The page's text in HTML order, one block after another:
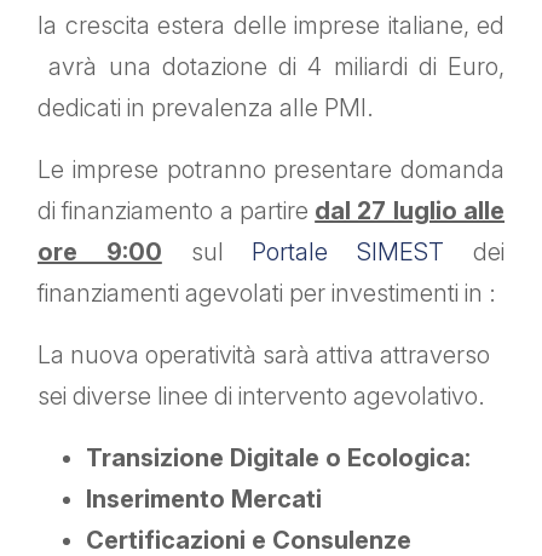
la crescita estera delle imprese italiane, ed
avrà una dotazione di 4 miliardi di Euro,
dedicati in prevalenza alle PMI.
Le imprese potranno presentare domanda
di finanziamento a partire dal 27 luglio alle
ore 9:00 sul Portale SIMEST dei
finanziamenti agevolati per investimenti in :
La nuova operatività sarà attiva attraverso
sei diverse linee di intervento agevolativo.
Transizione Digitale o Ecologica:
Inserimento Mercati
Certificazioni e Consulenze